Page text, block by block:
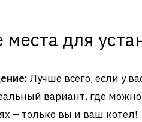
для
Лучше всего, если у
вариант, где
– только вы и ваш котел!